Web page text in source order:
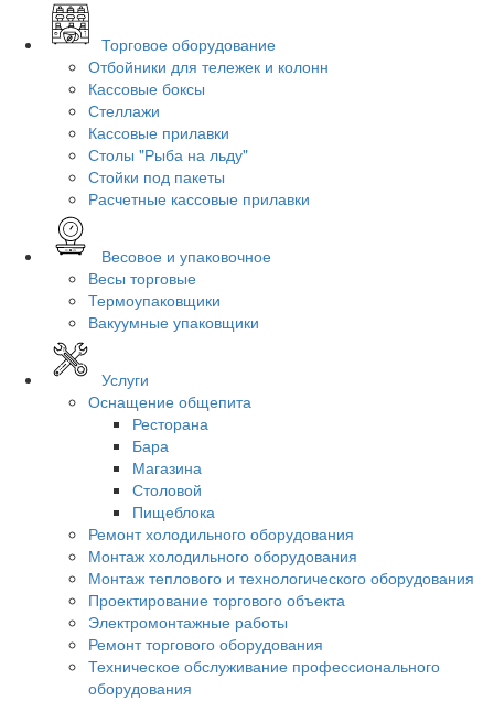
Торговое оборудование
Отбойники для тележек и колонн
Кассовые боксы
Стеллажи
Кассовые прилавки
Столы "Рыба на льду"
Стойки под пакеты
Расчетные кассовые прилавки
Весовое и упаковочное
Весы торговые
Термоупаковщики
Вакуумные упаковщики
Услуги
Оснащение общепита
Ресторана
Бара
Магазина
Столовой
Пищеблока
Ремонт холодильного оборудования
Монтаж холодильного оборудования
Монтаж теплового и технологического оборудования
Проектирование торгового объекта
Электромонтажные работы
Ремонт торгового оборудования
Техническое обслуживание профессионального
оборудования